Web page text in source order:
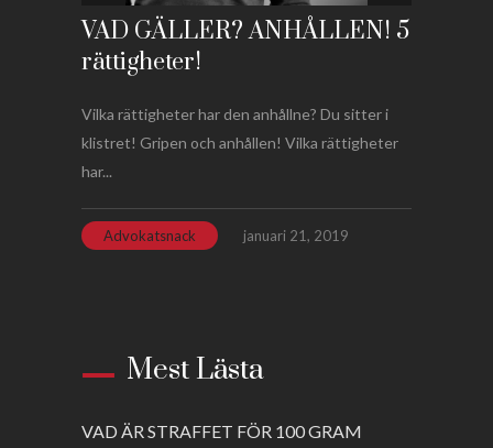
VAD GÄLLER? ANHÅLLEN! 5
rättigheter!
Vilka rättigheter har den anhållne? Du sitter i
klistret! Gripen och anhållen! Vilka rättigheter
har...
Advokatsnack januari 21, 2019
Mest Lästa
VAD ÄR STRAFFET FÖR 100 GRAM